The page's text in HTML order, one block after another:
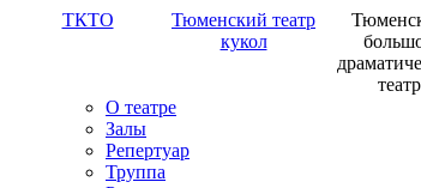
ТКТО
Тюменский театр
кукол
театр
О театре
Залы
Репертуар
Труппа